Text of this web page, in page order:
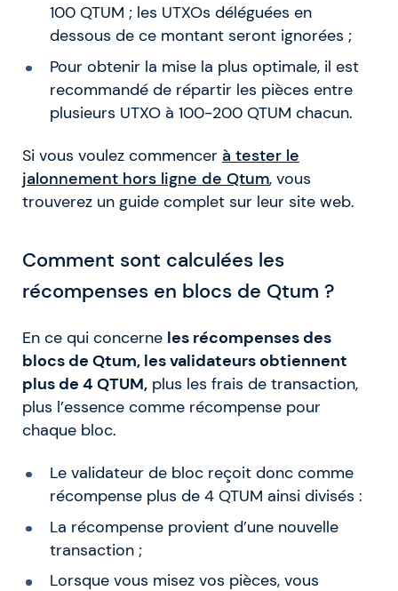
100 QTUM ; les UTXOs déléguées en
dessous de ce montant seront ignorées ;
Pour obtenir la mise la plus optimale, il est
recommandé de répartir les pièces entre
plusieurs UTXO à 100-200 QTUM chacun.
Si vous voulez commencer à tester le
jalonnement hors ligne de Qtum, vous
trouverez un guide complet sur leur site web.
Comment sont calculées les
récompenses en blocs de Qtum ?
En ce qui concerne les récompenses des
blocs de Qtum, les validateurs obtiennent
plus de 4 QTUM, plus les frais de transaction,
plus l’essence comme récompense pour
chaque bloc.
Le validateur de bloc reçoit donc comme
récompense plus de 4 QTUM ainsi divisés :
La récompense provient d’une nouvelle
transaction ;
Lorsque vous misez vos pièces, vous